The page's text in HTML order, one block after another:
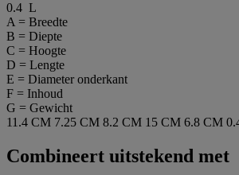
0.4 L
A = Breedte
B = Diepte
C = Hoogte
D = Lengte
E = Diameter onderkant
F = Inhoud
G = Gewicht
11.4 CM 7.25 CM 8.2 CM 15 CM 6.8 CM
Combineert uitstekend met